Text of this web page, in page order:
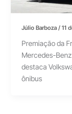
Júlio Barboza/11
Premiação da
Mercedes-
destaca
ônibus